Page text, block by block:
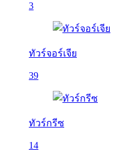
3
ทัวร์จอร์เจีย
39
ทัวร์กรีซ
14